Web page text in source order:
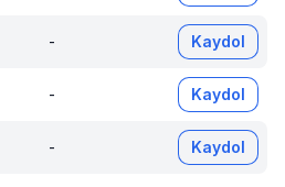
- Kaydol
- Kaydol
- Kaydol